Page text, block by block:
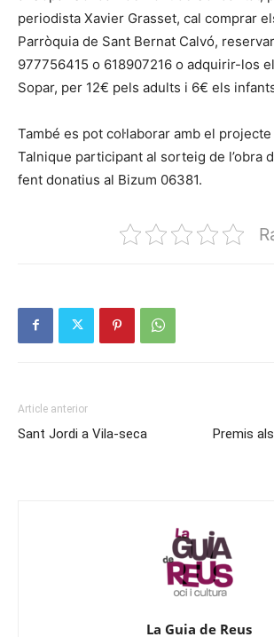
periodista Xavier Grasset, cal comprar
Parròquia de Sant Bernat Calvó,
977756415 o 618907216 o adquirir-los
Sopar, per 12€ pels adults i 6€ els
També es pot col·laborar amb el
Talnique participant al sorteig de l’obra
fent donatius al Bizum 06381.
Article anterior
Sant Jordi a Vila-seca
Premis
La Guia de Reus